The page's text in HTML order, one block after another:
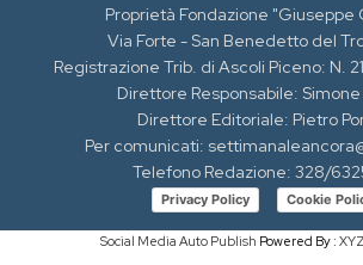
Proprietà Fondazione "Giuseppe
Via Forte - San Benedetto del
Registrazione Trib. di Ascoli Piceno: N.
Direttore Responsabile:
Direttore Editoriale: Pietro
Per comunicati:
Telefono Redazione: 328/
Privacy Policy Cookie
Social Media Auto Publish Powered By :